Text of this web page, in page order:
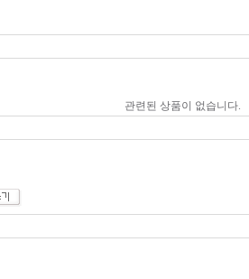
관련된 상품이 없습니다.